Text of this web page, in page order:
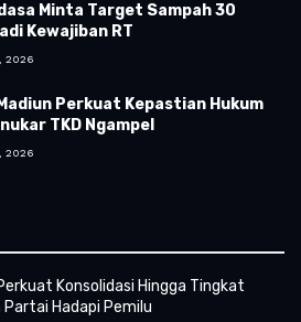
Minta Target Sampah 30
Kewajiban RT
2026
Perkuat Kepastian Hukum
TKD Ngampel
2026
Konsolidasi Hingga Tingkat
Partai Hadapi Pemilu